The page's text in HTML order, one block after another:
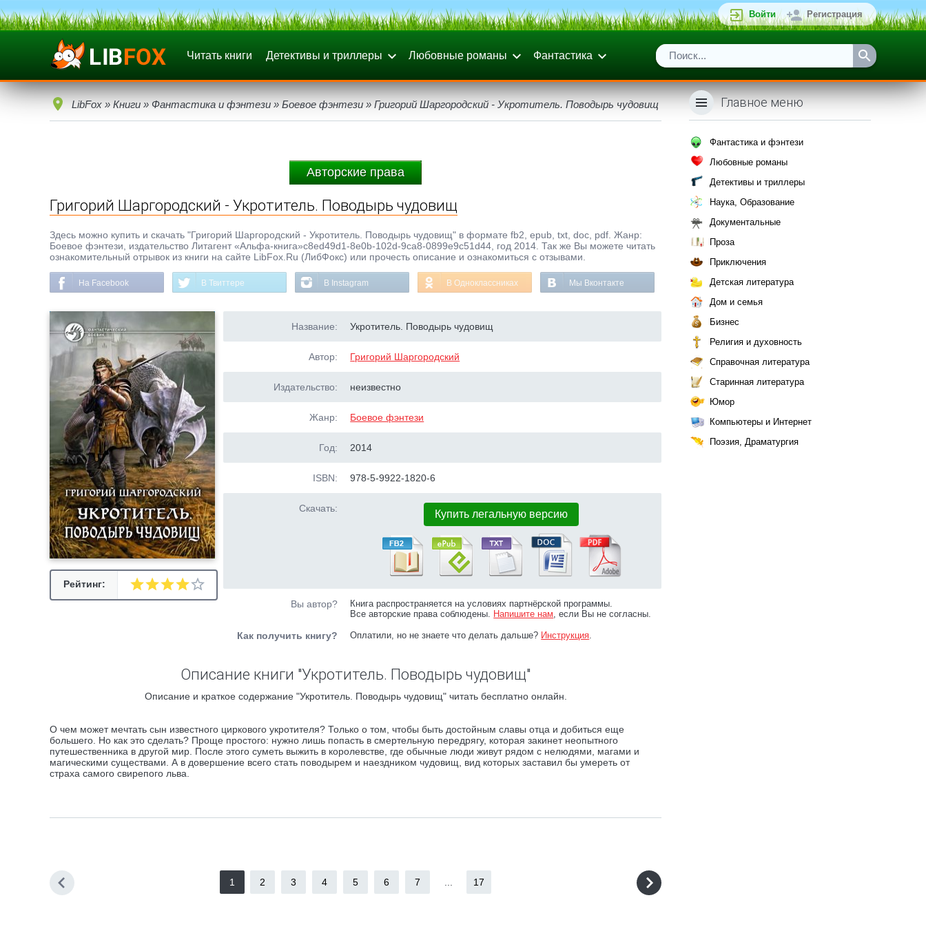
Войти Регистрация
Читать книги Детективы и триллеры Любовные романы Фантастика
LibFox » Книги » Фантастика и фэнтези » Боевое фэнтези » Григорий Шаргородский - Укротитель. Поводырь чудовищ
Авторские права
Григорий Шаргородский - Укротитель. Поводырь чудовищ
Здесь можно купить и скачать "Григорий Шаргородский - Укротитель. Поводырь чудовищ" в формате fb2, epub, txt, doc, pdf. Жанр:
Боевое фэнтези, издательство Литагент «Альфа-книга»c8ed49d1-8e0b-102d-9ca8-0899e9c51d44, год 2014. Так же Вы можете читать
ознакомительный отрывок из книги на сайте LibFox.Ru (ЛибФокс) или прочесть описание и ознакомиться с отзывами.
На Facebook В Твиттере В Instagram В Одноклассниках Мы Вконтакте
Рейтинг:
Название: Укротитель. Поводырь чудовищ
Автор: Григорий Шаргородский
Издательство: неизвестно
Жанр: Боевое фэнтези
Год: 2014
ISBN: 978-5-9922-1820-6
Скачать: Купить легальную версию
Вы автор?
Книга распространяется на условиях партнёрской программы.
Все авторские права соблюдены. Напишите нам, если Вы не согласны.
Как получить книгу? Оплатили, но не знаете что делать дальше? Инструкция.
Описание книги "Укротитель. Поводырь чудовищ"
Описание и краткое содержание "Укротитель. Поводырь чудовищ" читать бесплатно онлайн.
О чем может мечтать сын известного циркового укротителя? Только о том, чтобы быть достойным славы отца и добиться еще
большего. Но как это сделать? Проще простого: нужно лишь попасть в смертельную передрягу, которая закинет неопытного
путешественника в другой мир. После этого суметь выжить в королевстве, где обычные люди живут рядом с нелюдями, магами и
магическими существами. А в довершение всего стать поводырем и наездником чудовищ, вид которых заставил бы умереть от
страха самого свирепого льва.
1 2 3 4 5 6 7 17
Главное меню
Фантастика и фэнтези
Любовные романы
Детективы и триллеры
Наука, Образование
Документальные
Проза
Приключения
Детская литература
Дом и семья
Бизнес
Религия и духовность
Справочная литература
Старинная литература
Юмор
Компьютеры и Интернет
Поэзия, Драматургия